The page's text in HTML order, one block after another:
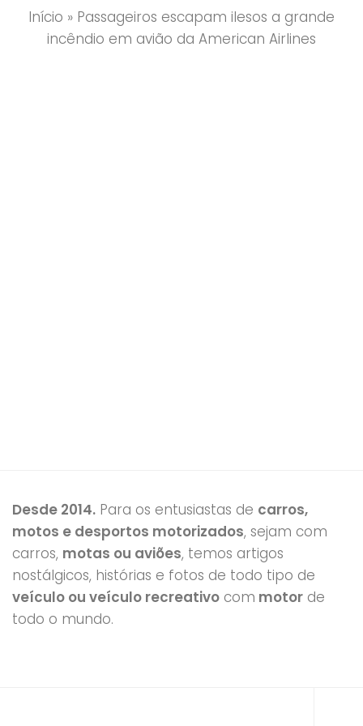
Início » Passageiros escapam ilesos a grande
incêndio em avião da American Airlines
Desde 2014. Para os entusiastas de carros,
motos e desportos motorizados, sejam com
carros, motas ou aviões, temos artigos
nostálgicos, histórias e fotos de todo tipo de
veículo ou veículo recreativo com motor de
todo o mundo.